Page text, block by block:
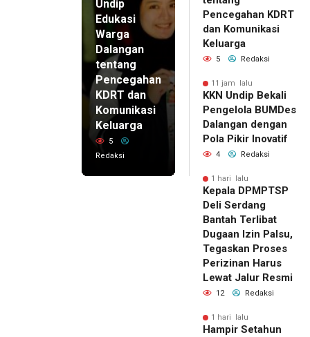
Undip
Edukasi
Warga
Dalangan
tentang
Pencegahan
KDRT dan
Komunikasi
Keluarga
5
Redaksi
Pencegahan KDRT
dan Komunikasi
Keluarga
5 Redaksi
11 jam lalu
KKN Undip Bekali
Pengelola BUMDes
Dalangan dengan
Pola Pikir Inovatif
4 Redaksi
1 hari lalu
Kepala DPMPTSP
Deli Serdang
Bantah Terlibat
Dugaan Izin Palsu,
Tegaskan Proses
Perizinan Harus
Lewat Jalur Resmi
12 Redaksi
1 hari lalu
Hampir Setahun